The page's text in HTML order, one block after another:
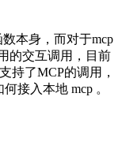
数本身，而对于mcp
的交互调用，目前
持了MCP的调用，
接入本地 mcp 。